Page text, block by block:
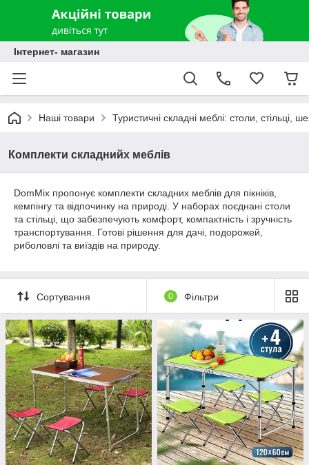
Інтернет- магазин
Наші товари Туристичні складні меблі: столи, стільці,
Комплекти складнийх меблів
DomMix пропонує комплекти складних меблів для пікніків,
кемпінгу та відпочинку на природі. У наборах поєднані столи
та стільці, що забезпечують комфорт, компактність і зручність
транспортування. Готові рішення для дачі, подорожей,
риболовлі та виїздів на природу.
Сортування 0 Фільтри